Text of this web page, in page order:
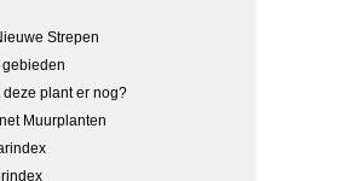
Strepen
gebieden
deze plant er nog?
Muurplanten